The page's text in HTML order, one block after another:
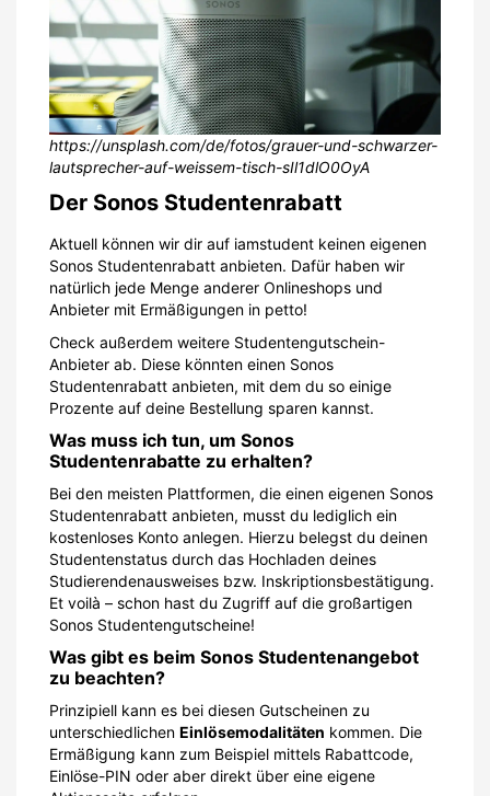
https://unsplash.com/de/fotos/grauer-und-schwarzer-
lautsprecher-auf-weissem-tisch-sIl1dlO0OyA
Der Sonos Studentenrabatt
Aktuell können wir dir auf iamstudent keinen eigenen
Sonos Studentenrabatt anbieten. Dafür haben wir
natürlich jede Menge anderer Onlineshops und
Anbieter mit Ermäßigungen in petto!
Check außerdem weitere Studentengutschein-
Anbieter ab. Diese könnten einen Sonos
Studentenrabatt anbieten, mit dem du so einige
Prozente auf deine Bestellung sparen kannst.
Was muss ich tun, um Sonos
Studentenrabatte zu erhalten?
Bei den meisten Plattformen, die einen eigenen Sonos
Studentenrabatt anbieten, musst du lediglich ein
kostenloses Konto anlegen. Hierzu belegst du deinen
Studentenstatus durch das Hochladen deines
Studierendenausweises bzw. Inskriptionsbestätigung.
Et voilà – schon hast du Zugriff auf die großartigen
Sonos Studentengutscheine!
Was gibt es beim Sonos Studentenangebot
zu beachten?
Prinzipiell kann es bei diesen Gutscheinen zu
unterschiedlichen Einlösemodalitäten kommen. Die
Ermäßigung kann zum Beispiel mittels Rabattcode,
Einlöse-PIN oder aber direkt über eine eigene